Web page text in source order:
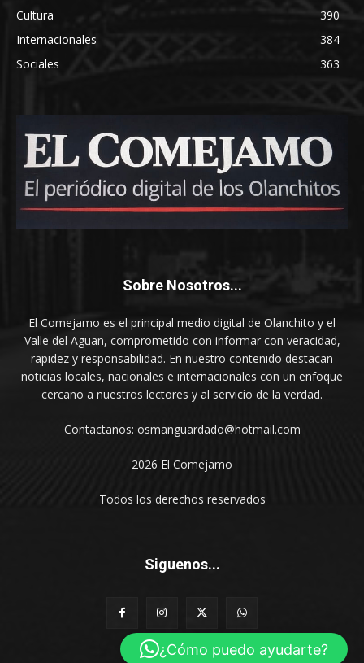
Cultura
390
Internacionales
384
Sociales
363
Sobre Nosotros...
El Comejamo es el principal medio digital de Olanchito y el
Valle del Aguan, comprometido con informar con veracidad,
rapidez y responsabilidad. En nuestro contenido destacan
noticias locales, nacionales e internacionales con un enfoque
cercano a nuestros lectores y al servicio de la verdad.
Contactanos: osmanguardado@hotmail.com
2026 El Comejamo
Todos los derechos reservados
Siguenos...
¿Cómo puedo ayudarte?